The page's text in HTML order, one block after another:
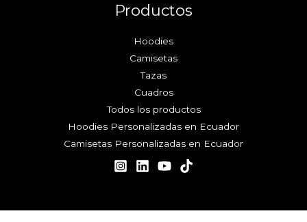
Productos
Hoodies
Camisetas
Tazas
Cuadros
Todos los productos
Hoodies Personalizadas en Ecuador
Camisetas Personalizadas en Ecuador